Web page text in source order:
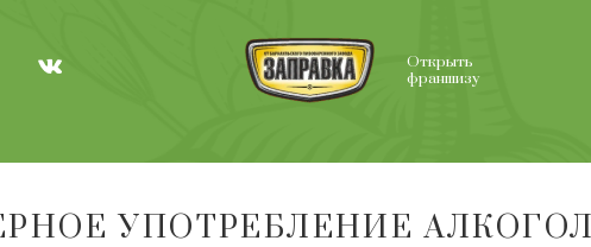
Открыть
франшизу
УПОТРЕБЛЕНИЕ